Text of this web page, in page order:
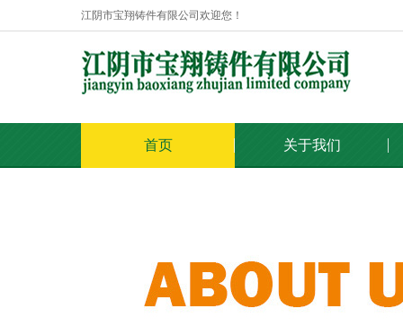
江阴市宝翔铸件有限公司欢迎您！
首页 关于我们